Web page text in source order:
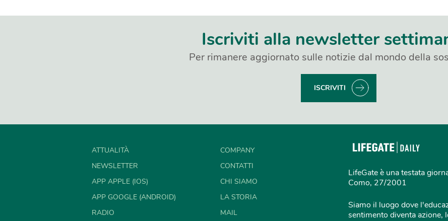
Iscriviti alla newsletter
Per rimanere aggiornato sulle notizie dal mondo della
ISCRIVITI
ATTUALITÀ
NEWSLETTER
APP APPLE (IOS)
APP GOOGLE (ANDROID)
RADIO
COMPANY
CONTATTI
CHI SIAMO
LA STORIA
MAIL
LifeGate è una testata
Como, 27/2001
Siamo il luogo dove
sentimento diventa azione,